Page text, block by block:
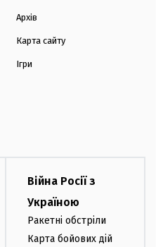
Архів
Карта сайту
Ігри
Війна Росії з
Україною
Ракетні обстріли
Карта бойових дій